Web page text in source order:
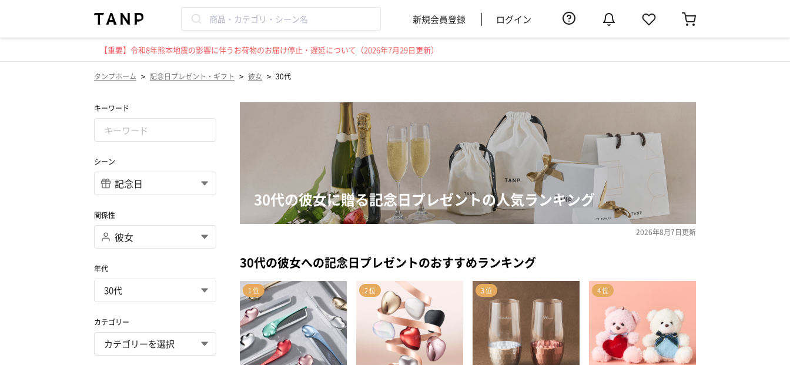
新規会員登録 ログイン
【重要】令和8年熊本地震の影響に伴うお荷物のお届け停止・遅延について（2026年7月29日更新）
タンプホーム > 記念日プレゼント・ギフト > 彼女 > 30代
キーワード
シーン
関係性
年代
カテゴリー
30代の彼女に贈る記念日プレゼントの人気ランキング
2026年8月7日更新
30代の彼女への記念日プレゼントのおすすめランキング